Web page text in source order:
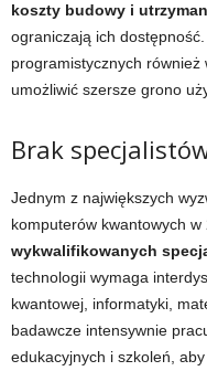
koszty budowy i
ograniczają ich dostępność.
programistycznych
umożliwić szersze grono
Brak
Jednym z największych
komputerów kwantowych
wykwalifikowanych
technologii wymaga
kwantowej, informatyki,
badawcze intensywnie
edukacyjnych i szkoleń,